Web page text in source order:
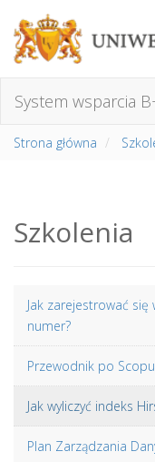
System wsparcia
Strona główna
Szkolenia
Jak zarejestrować się
numer?
Przewodnik po
Jak wyliczyć indeks
Plan Zarządzania